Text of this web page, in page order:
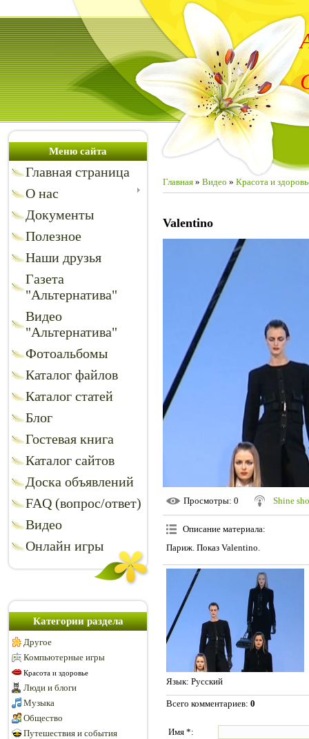
Меню сайта
Главная страница
О нас
Документы
Полезное
Наши друзья
Газета
"Альтернатива"
Видео
"Альтернатива"
Фотоальбомы
Каталог файлов
Каталог статей
Блог
Гостевая книга
Каталог сайтов
Доска объявлений
FAQ (вопрос/ответ)
Видео
Онлайн игры
Категории раздела
Другое
Компьютерные игры
Красота и здоровье
Люди и блоги
Музыка
Общество
Путешествия и события
Главная » Видео » Красота и
Valentino
Просмотры: 0 Shine
Описание материала:
Париж. Показ Valentino.
Язык: Русский
Всего комментариев: 0
Имя *: